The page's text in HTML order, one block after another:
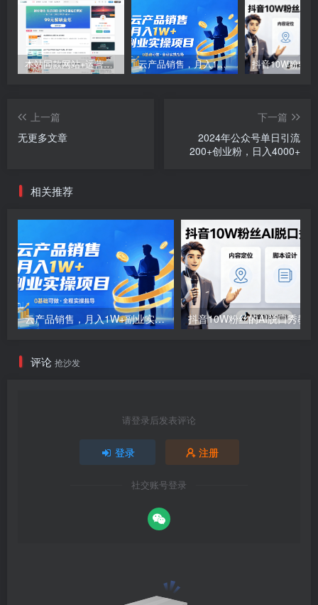
本站同款网站+运营引流+变现教程 云产品销售，月入1W+副业实操项目
上一篇
无更多文章
下一篇
2024年公众号单日引流
200+创业粉，日入4000+
相关推荐
云产品销售，月入1W+副业实操项目
评论 抢沙发
请登录后发表评论
登录 注册
社交账号登录